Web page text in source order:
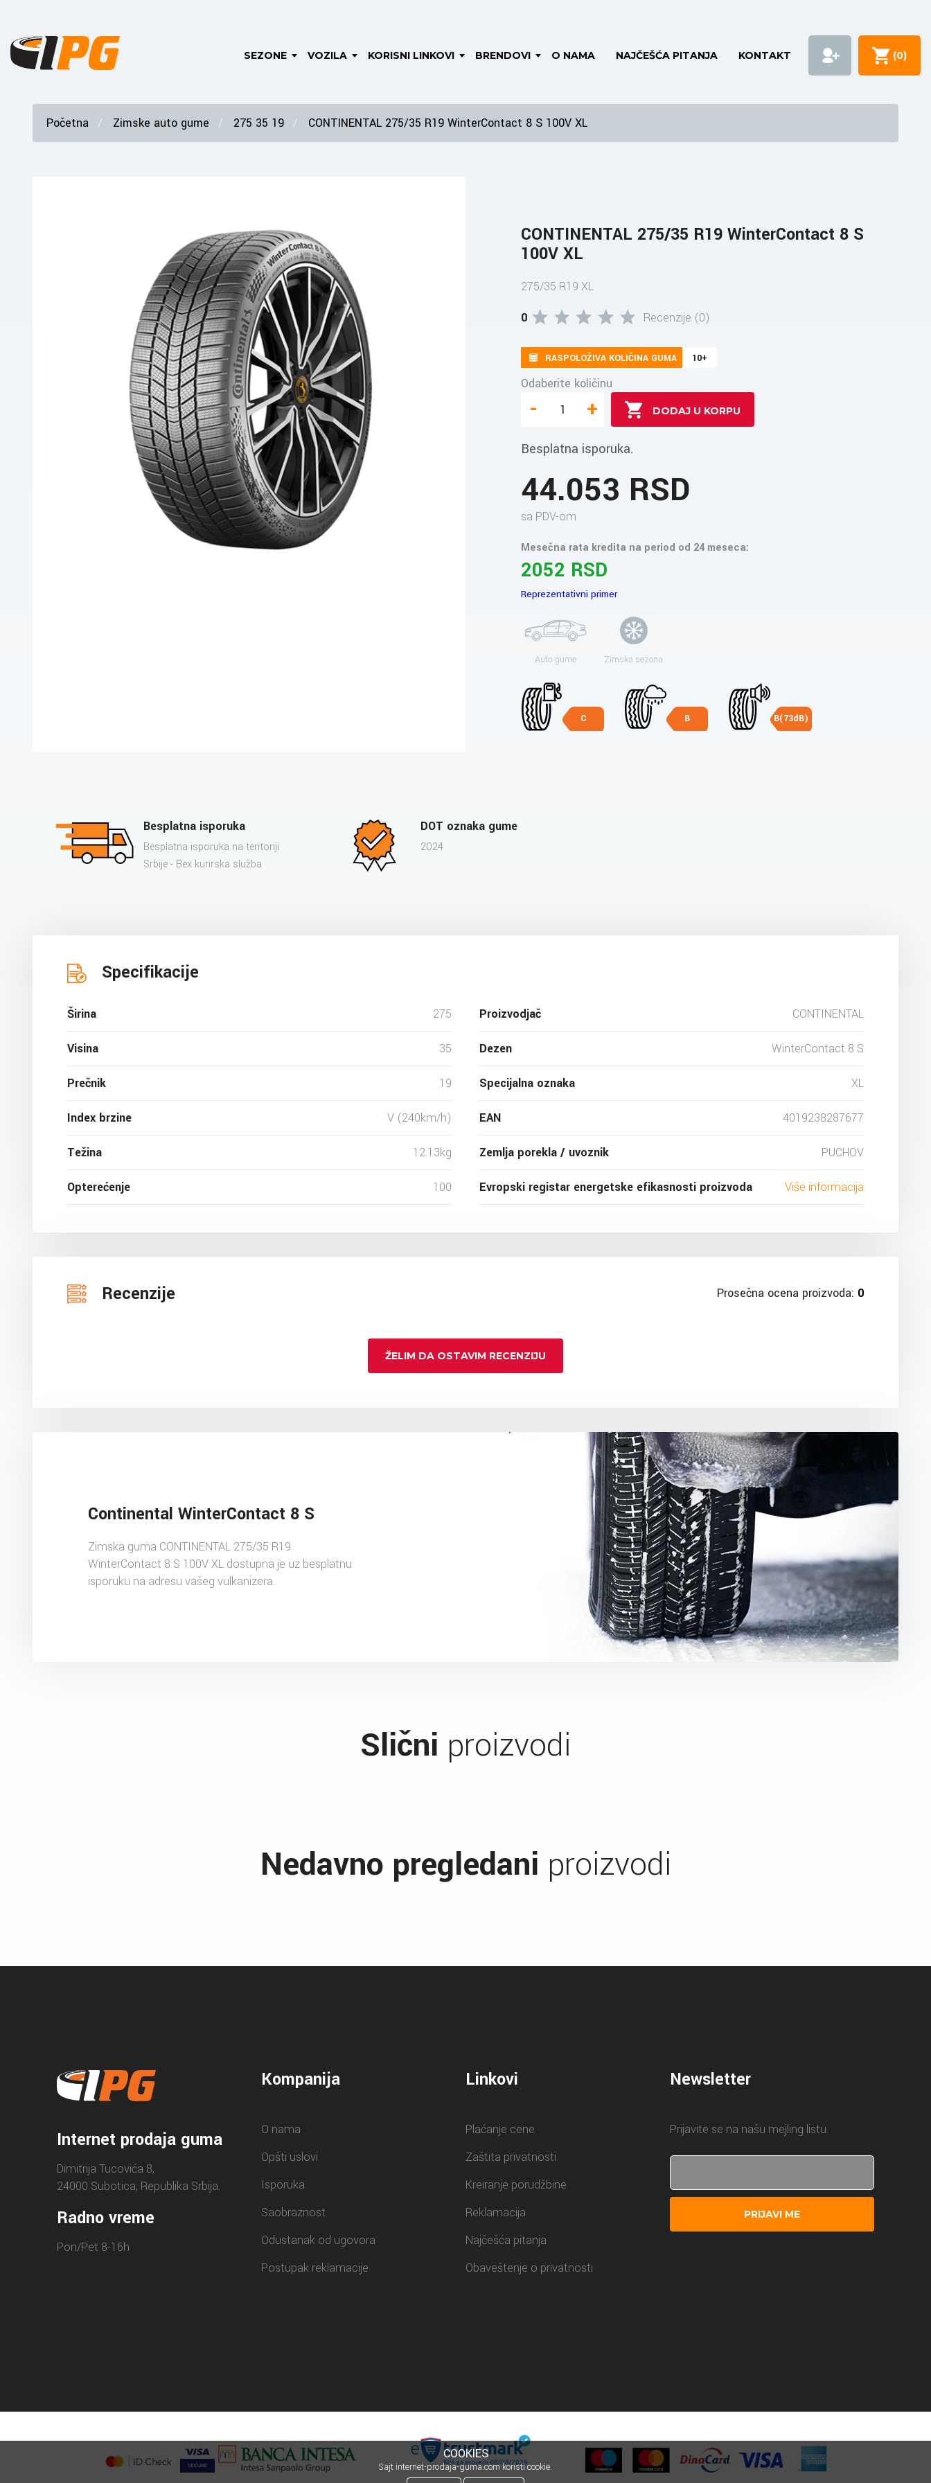
SEZONE VOZILA KORISNI LINKOVI BRENDOVI O NAMA NAJČEŠĆA PITANJA KONTAKT (0)
Početna Zimske auto gume 275 35 19 CONTINENTAL 275/35 R19 WinterContact 8 S 100V XL
CONTINENTAL 275/35 R19 WinterContact 8 S
100V XL
275/35 R19 XL
0
Recenzije (0)
RASPOLOŽIVA KOLIČINA GUMA 10+
Odaberite količinu
- +
Besplatna isporuka.
44.053 RSD
sa PDV-om
Mesečna rata kredita na period od 24 meseca:
2052 RSD
Reprezentativni primer
Auto gume Zimska sezona
C B B(73dB)
Besplatna isporuka
Besplatna isporuka na teritoriji
Srbije - Bex kurirska služba
DOT oznaka gume
2024
Specifikacije
Širina 275
Visina 35
Prečnik 19
Index brzine V (240km/h)
Težina 12.13kg
Opterećenje 100
Proizvodjač CONTINENTAL
Dezen WinterContact 8 S
Specijalna oznaka XL
EAN 4019238287677
Zemlja porekla / uvoznik PUCHOV
Evropski registar energetske efikasnosti proizvoda Više informacija
Recenzije Prosečna ocena proizvoda: 0
ŽELIM DA OSTAVIM RECENZIJU
Continental WinterContact 8 S
Zimska guma CONTINENTAL 275/35 R19
WinterContact 8 S 100V XL dostupna je uz besplatnu
isporuku na adresu vašeg vulkanizera.
Slični proizvodi
Nedavno pregledani proizvodi
Internet prodaja guma
Dimitrija Tucovića 8,
24000 Subotica, Republika Srbija.
Radno vreme
Pon/Pet 8-16h
Kompanija
O nama
Opšti uslovi
Isporuka
Saobraznost
Odustanak od ugovora
Postupak reklamacije
Linkovi
Plaćanje cene
Zaštita privatnosti
Kreiranje porudžbine
Reklamacija
Najčešća pitanja
Obaveštenje o privatnosti
Newsletter
Prijavite se na našu mejling listu.
PRIJAVI ME
COOKIES
Sajt internet-prodaja-guma.com koristi cookie.